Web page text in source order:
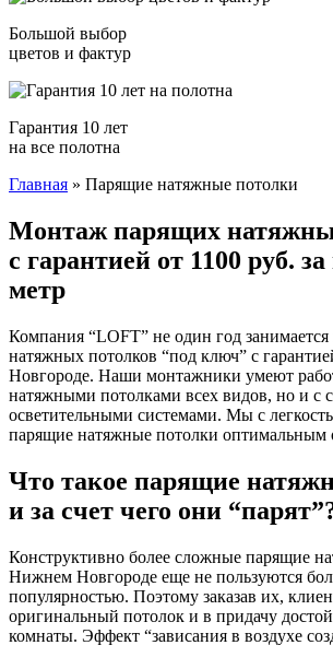
Большой выбор
цветов и фактур
Гарантия 10 лет
на все полотна
Главная » Парящие натяжные потолки
Монтаж парящих
с гарантией от 1100 руб.
метр
Компания “LOFT” не один год
натяжных потолков “под ключ” с
Новгороде. Наши монтажники умеют
натяжными потолками всех видов, но и
осветительными системами. Мы с
парящие натяжные потолки оптимальным
Что такое парящие
и за счет чего они
Конструктивно более сложные парящие
Нижнем Новгороде еще не пользуются
популярностью. Поэтому заказав их,
оригинальный потолок и в придачу
комнаты. Эффект “зависания в воздухе